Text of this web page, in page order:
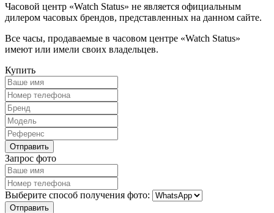
Часовой центр «Watch Status» не является официальным
дилером часовых брендов, представленных на данном сайте.
Все часы, продаваемые в часовом центре «Watch Status»
имеют или имели своих владельцев.
Купить
Запрос фото
Выберите способ получения фото: